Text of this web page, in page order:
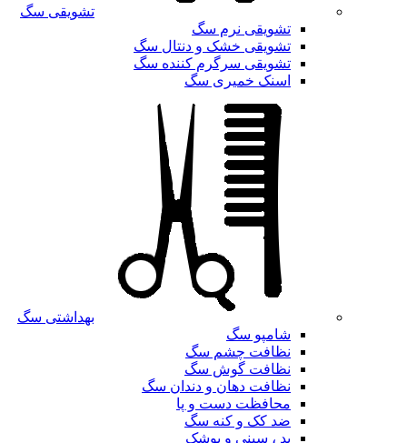
تشویقی سگ
تشویقی نرم سگ
تشویقی خشک و دنتال سگ
تشویقی سرگرم کننده سگ
اسنک خمیری سگ
بهداشتی سگ
شامپو سگ
نظافت چشم سگ
نظافت گوش سگ
نظافت دهان و دندان سگ
محافظت دست و پا
ضد کک و کنه سگ
پد ، سینی و پوشک